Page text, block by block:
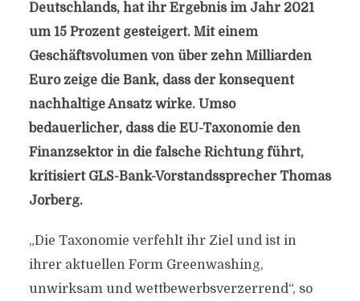
Deutschlands, hat ihr Ergebnis im Jahr 2021
um 15 Prozent gesteigert. Mit einem
Geschäftsvolumen von über zehn Milliarden
Euro zeige die Bank, dass der konsequent
nachhaltige Ansatz wirke. Umso
bedauerlicher, dass die EU-Taxonomie den
Finanzsektor in die falsche Richtung führt,
kritisiert GLS-Bank-Vorstandssprecher Thomas
Jorberg.
„Die Taxonomie verfehlt ihr Ziel und ist in
ihrer aktuellen Form Greenwashing,
unwirksam und wettbewerbsverzerrend“, so